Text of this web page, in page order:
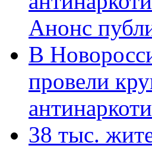
Анонс
В
провели
38 тыс.